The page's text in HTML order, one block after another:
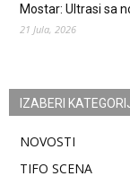
Mostar: Ultrasi sa
21 Jula, 2026
IZABERI
NOVOSTI
TIFO SCENA